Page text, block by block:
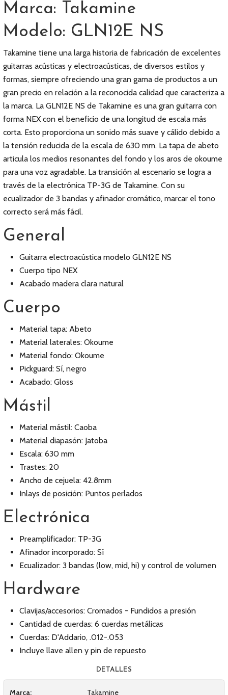
Marca: Takamine
Modelo: GLN12E NS
Takamine tiene una larga historia de fabricación de excelentes
guitarras acústicas y electroacústicas, de diversos estilos y
formas, siempre ofreciendo una gran gama de productos a un
gran precio en relación a la reconocida calidad que caracteriza a
la marca. La GLN12E NS de Takamine es una gran guitarra con
forma NEX con el beneficio de una longitud de escala más
corta. Esto proporciona un sonido más suave y cálido debido a
la tensión reducida de la escala de 630 mm. La tapa de abeto
articula los medios resonantes del fondo y los aros de okoume
para una voz agradable. La transición al escenario se logra a
través de la electrónica TP-3G de Takamine. Con su
ecualizador de 3 bandas y afinador cromático, marcar el tono
correcto será más fácil.
General
Guitarra electroacústica modelo GLN12E NS
Cuerpo tipo NEX
Acabado madera clara natural
Cuerpo
Material tapa: Abeto
Material laterales: Okoume
Material fondo: Okoume
Pickguard: Sí, negro
Acabado: Gloss
Mástil
Material mástil: Caoba
Material diapasón: Jatoba
Escala: 630 mm
Trastes: 20
Ancho de cejuela: 42.8mm
Inlays de posición: Puntos perlados
Electrónica
Preamplificador: TP-3G
Afinador incorporado: Sí
Ecualizador: 3 bandas (low, mid, hi) y control de volumen
Hardware
Clavijas/accesorios: Cromados - Fundidos a presión
Cantidad de cuerdas: 6 cuerdas metálicas
Cuerdas: D'Addario, .012-.053
Incluye llave allen y pin de repuesto
DETALLES
Marca: Takamine